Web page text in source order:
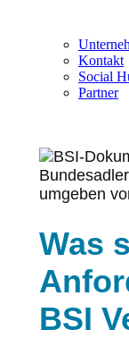
Kontakt
Social
Partner
Was
BSI